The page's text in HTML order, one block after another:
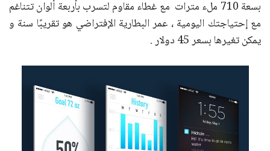
بسعة 710 ملء مترات مع غطاء مقاوم لتسرب بأربعة ألوان تتناغم
مع إحتياجتك اليومية ، عمر البطارية الإفتراضي هو تقريبًا سنة و
يمكن تغيرها بسعر 45 دولار .